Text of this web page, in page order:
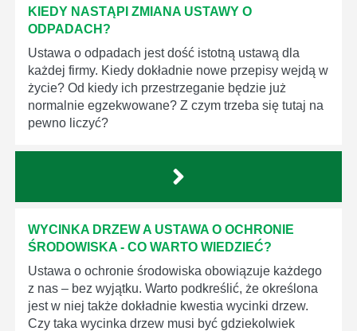
KIEDY NASTĄPI ZMIANA USTAWY O
ODPADACH?
Ustawa o odpadach jest dość istotną ustawą dla
każdej firmy. Kiedy dokładnie nowe przepisy wejdą w
życie? Od kiedy ich przestrzeganie będzie już
normalnie egzekwowane? Z czym trzeba się tutaj na
pewno liczyć?
WYCINKA DRZEW A USTAWA O OCHRONIE
ŚRODOWISKA - CO WARTO WIEDZIEĆ?
Ustawa o ochronie środowiska obowiązuje każdego
z nas – bez wyjątku. Warto podkreślić, że określona
jest w niej także dokładnie kwestia wycinki drzew.
Czy taka wycinka drzew musi być gdziekolwiek